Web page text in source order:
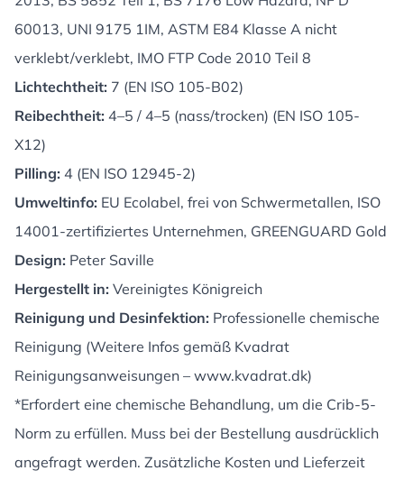
60013, UNI 9175 1IM, ASTM E84 Klasse A nicht
verklebt/verklebt, IMO FTP Code 2010 Teil 8
Lichtechtheit: 7 (EN ISO 105-B02)
Reibechtheit: 4–5 / 4–5 (nass/trocken) (EN ISO 105-
X12)
Pilling: 4 (EN ISO 12945-2)
Umweltinfo: EU Ecolabel, frei von Schwermetallen, ISO
14001-zertifiziertes Unternehmen, GREENGUARD Gold
Design: Peter Saville
Hergestellt in: Vereinigtes Königreich
Reinigung und Desinfektion: Professionelle chemische
Reinigung (Weitere Infos gemäß Kvadrat
Reinigungsanweisungen – www.kvadrat.dk)
*Erfordert eine chemische Behandlung, um die Crib-5-
Norm zu erfüllen. Muss bei der Bestellung ausdrücklich
angefragt werden. Zusätzliche Kosten und Lieferzeit